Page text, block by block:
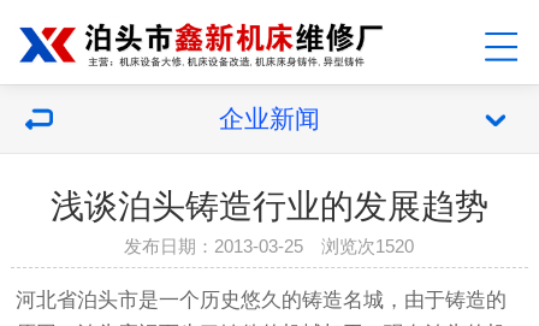
企业新闻
浅谈泊头铸造行业的发展趋势
发布日期：2013-03-25 浏览次1520
河北省泊头市是一个历史悠久的铸造名城，由于铸造的